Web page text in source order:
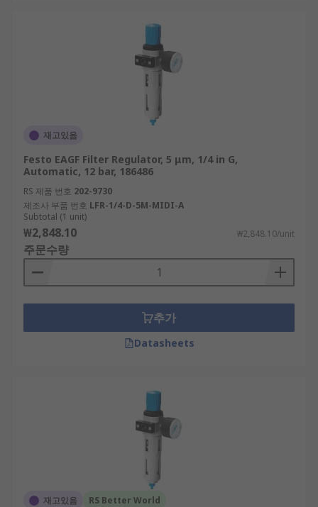
any compressed air systems, in applications such
Chemical Manufacturing
Electronics
Food manufacturing
Medical
Dentistry
Pharmaceuticals
재고있음
Festo EAGF Filter Regulator, 5 μm, 1/4 in G,
Automatic, 12 bar, 186486
RS 제품 번호 202-9730
제조사 부품 번호 LFR-1/4-D-5M-MIDI-A
Subtotal (1 unit)
₩2,848.10 ₩2,848.10/unit
주문수량
추가
Datasheets
재고있음 RS Better World